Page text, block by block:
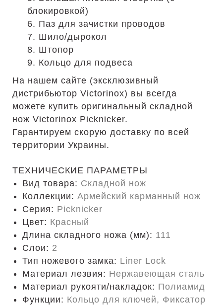
блокировкой)
6. Паз для зачистки проводов
7. Шило/дырокол
8. Штопор
9. Кольцо для подвеса
На нашем сайте (эксклюзивный
дистрибьютор Victorinox) вы всегда
можете купить оригинальный складной
нож Victorinox Picknicker.
Гарантируем скорую доставку по всей
территории Украины.
ТЕХНИЧЕСКИЕ ПАРАМЕТРЫ
Вид товара: Складной нож
Коллекции: Армейский карманный нож
Серия: Picknicker
Цвет: Красный
Длина складного ножа (мм): 111
Слои: 2
Тип ножевого замка: Liner Lock
Материал лезвия: Нержавеющая сталь
Материал рукояти/накладок: Полиамид
Функции: Кольцо для ключей, Фиксатор